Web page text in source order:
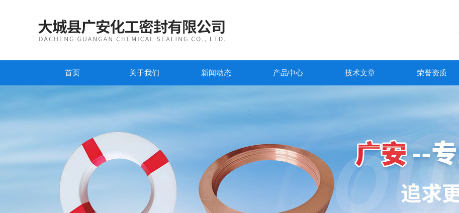
首页 关于我们 新闻动态 产品中心 技术文章 荣誉资质